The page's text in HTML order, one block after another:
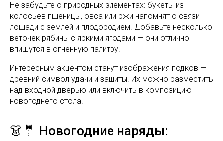
Не забудьте о природных элементах: букеты из
колосьев пшеницы, овса или ржи напомнят о связи
лошади с землёй и плодородием. Добавьте несколько
веточек рябины с яркими ягодами — они отлично
впишутся в огненную палитру.
Интересным акцентом станут изображения подков —
древний символ удачи и защиты. Их можно разместить
над входной дверью или включить в композицию
новогоднего стола.
👗🤵 Новогодние наряды: